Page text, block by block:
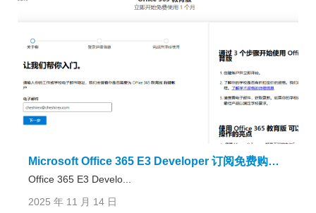
Microsoft Office 365 E3 Developer 订阅免费购买（含全局管理员账号注册教程）
Office 365 E3 Develo...
2025 年 11 月 14 日